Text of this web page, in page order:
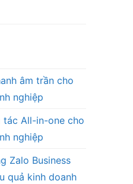
âm trần cho
nghiệp
tác All-in-one cho
nghiệp
Zalo Business
quả kinh doanh